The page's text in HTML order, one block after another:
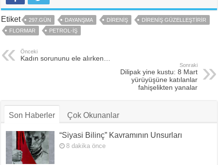
Etiket 297.GÜN DAYANŞMA DIRENIŞ
DIRENIŞ GÜZELLEŞTIRIR
FLORMAR
PETROL-İŞ
Önceki
Kadın sorununu ele alırken…
Sonraki
Dilipak yine kustu: 8 Mart
yürüyüşüne katılanlar
fahişelikten yanalar
Son Haberler Çok Okunanlar
“Siyasi Bilinç” Kavramının Unsurları
8 dakika önce